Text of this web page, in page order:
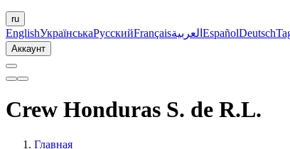
ru
EnglishУкраїнськаРусскийFrançaisالعربية EspañolDeutsch
Аккаунт
Crew Honduras S. de R.L.
Главная